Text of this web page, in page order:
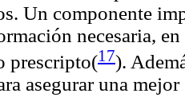
Un componente
necesaria,
prescripto(17).
asegurar una